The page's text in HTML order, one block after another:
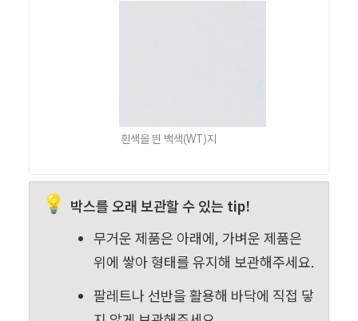
흰색을 띈 백색(WT)지
💡 박스를 오래 보관할 수 있는 tip!
무거운 제품은 아래에, 가벼운 제품은
위에 쌓아 형태를 유지해 보관해주세요.
팔레트나 선반을 활용해 바닥에 직접 닿